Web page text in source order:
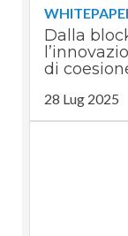
Dalla
di
28 Lug 2025